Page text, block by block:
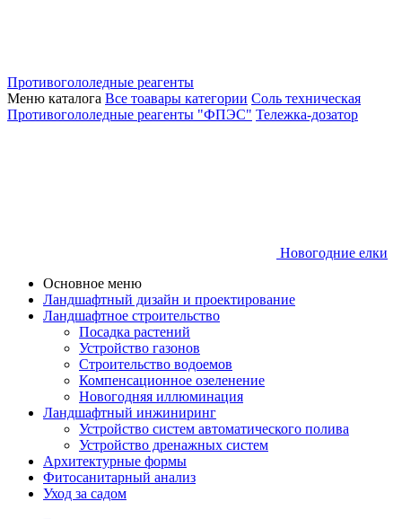
Противогололедные реагенты
Меню каталога Все тоавары категории Соль техническая
Противогололедные реагенты "ФПЭС" Тележка-дозатор
Новогодние елки
Основное меню
Ландшафтный дизайн и проектирование
Ландшафтное строительство
Посадка растений
Устройство газонов
Строительство водоемов
Компенсационное озеленение
Новогодняя иллюминация
Ландшафтный инжиниринг
Устройство систем автоматического полива
Устройство дренажных систем
Aрхитектурные формы
Фитосанитарный анализ
Уход за садом